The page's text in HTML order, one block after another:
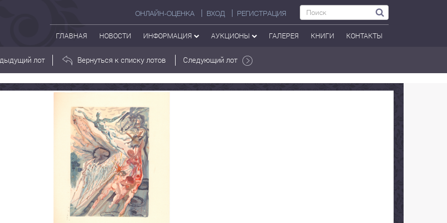
ОНЛАЙН-ОЦЕНКА ВХОД РЕГИСТРАЦИЯ
ГЛАВНАЯ НОВОСТИ ИНФОРМАЦИЯ АУКЦИОНЫ ГАЛЕРЕЯ КНИГИ КОНТАКТЫ
лот Вернуться к списку лотов Следующий лот